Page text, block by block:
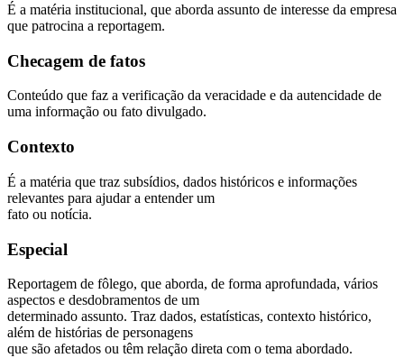
É a matéria institucional, que aborda assunto de interesse da empresa
que patrocina a reportagem.
Checagem de fatos
Conteúdo que faz a verificação da veracidade e da autencidade de
uma informação ou fato divulgado.
Contexto
É a matéria que traz subsídios, dados históricos e informações
relevantes para ajudar a entender um
fato ou notícia.
Especial
Reportagem de fôlego, que aborda, de forma aprofundada, vários
aspectos e desdobramentos de um
determinado assunto. Traz dados, estatísticas, contexto histórico,
além de histórias de personagens
que são afetados ou têm relação direta com o tema abordado.